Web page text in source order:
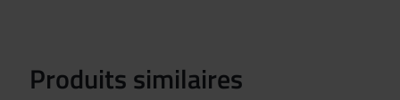
Produits similaires